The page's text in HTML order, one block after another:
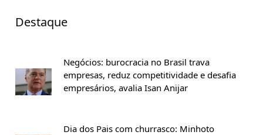
Destaque
Negócios: burocracia no Brasil trava
empresas, reduz competitividade e desafia
empresários, avalia Isan Anijar
Dia dos Pais com churrasco: Minhoto